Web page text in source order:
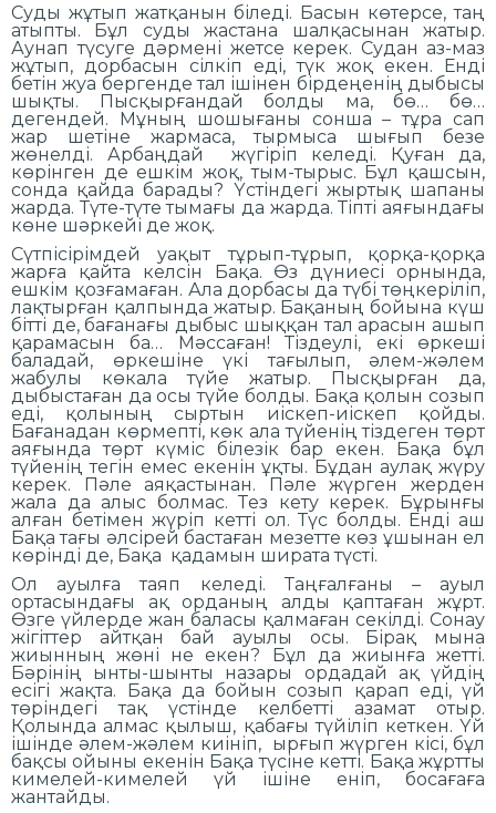
Суды жұтып жатқанын біледі. Басын көтерсе, таң
атыпты. Бұл суды жастана шалқасынан жатыр.
Аунап түсуге дәрмені жетсе керек. Судан аз-маз
жұтып, дорбасын сілкіп еді, түк жоқ екен. Енді
бетін жуа бергенде тал ішінен бірдеңенің дыбысы
шықты. Пысқырғандай болды ма, бө… бө…
дегендей. Мұның шошығаны сонша – тұра сап
жар шетіне жармаса, тырмыса шығып безе
жөнелді. Арбаңдай жүгіріп келеді. Қуған да,
көрінген де ешкім жоқ, тым-тырыс. Бұл қашсын,
сонда қайда барады? Үстіндегі жыртық шапаны
жарда. Түте-түте тымағы да жарда. Тіпті аяғындағы
көне шәркейі де жоқ.
Сүтпісірімдей уақыт тұрып-тұрып, қорқа-қорқа
жарға қайта келсін Бақа. Өз дүниесі орнында,
ешкім қозғамаған. Ала дорбасы да түбі төңкеріліп,
лақтырған қалпында жатыр. Бақаның бойына күш
бітті де, бағанағы дыбыс шыққан тал арасын ашып
қарамасын ба… Мәссаған! Тіздеулі, екі өркеші
баладай, өркешіне үкі тағылып, әлем-жәлем
жабулы көкала түйе жатыр. Пысқырған да,
дыбыстаған да осы түйе болды. Бақа қолын созып
еді, қолының сыртын иіскеп-иіскеп қойды.
Бағанадан көрмепті, көк ала түйенің тіздеген төрт
аяғында төрт күміс білезік бар екен. Бақа бұл
түйенің тегін емес екенін ұқты. Бұдан аулақ жүру
керек. Пәле аяқастынан. Пәле жүрген жерден
жала да алыс болмас. Тез кету керек. Бұрынғы
алған бетімен жүріп кетті ол. Түс болды. Енді аш
Бақа тағы әлсірей бастаған мезетте көз ұшынан ел
көрінді де, Бақа қадамын ширата түсті.
Ол ауылға таяп келеді. Таңғалғаны – ауыл
ортасындағы ақ орданың алды қаптаған жұрт.
Өзге үйлерде жан баласы қалмаған секілді. Сонау
жігіттер айтқан бай ауылы осы. Бірақ мына
жиынның жөні не екен? Бұл да жиынға жетті.
Бәрінің ынты-шынты назары ордадай ақ үйдің
есігі жақта. Бақа да бойын созып қарап еді, үй
төріндегі тақ үстінде келбетті азамат отыр.
Қолында алмас қылыш, қабағы түйіліп кеткен. Үй
ішінде әлем-жәлем киініп, ырғып жүрген кісі, бұл
бақсы ойыны екенін Бақа түсіне кетті. Бақа жұртты
кимелей-кимелей үй ішіне еніп, босағаға
жантайды.